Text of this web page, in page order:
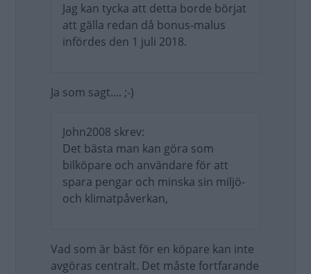
Jag kan tycka att detta borde börjat
att gälla redan då bonus-malus
infördes den 1 juli 2018.
Ja som sagt.... ;-)
John2008 skrev:
Det bästa man kan göra som
bilköpare och användare för att
spara pengar och minska sin miljö-
och klimatpåverkan,
Vad som är bäst för en köpare kan inte
avgöras centralt. Det måste fortfarande